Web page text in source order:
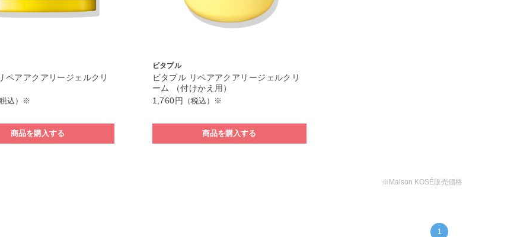
ペアアクアリージェルクリ
税込）※
商品を購入する
ビタプル
ビタプル リペアアクアリージェルクリ
ーム （付けかえ用）
1,760円
（税込）※
商品を購入する
※Maison KOSÉ販売価格
1